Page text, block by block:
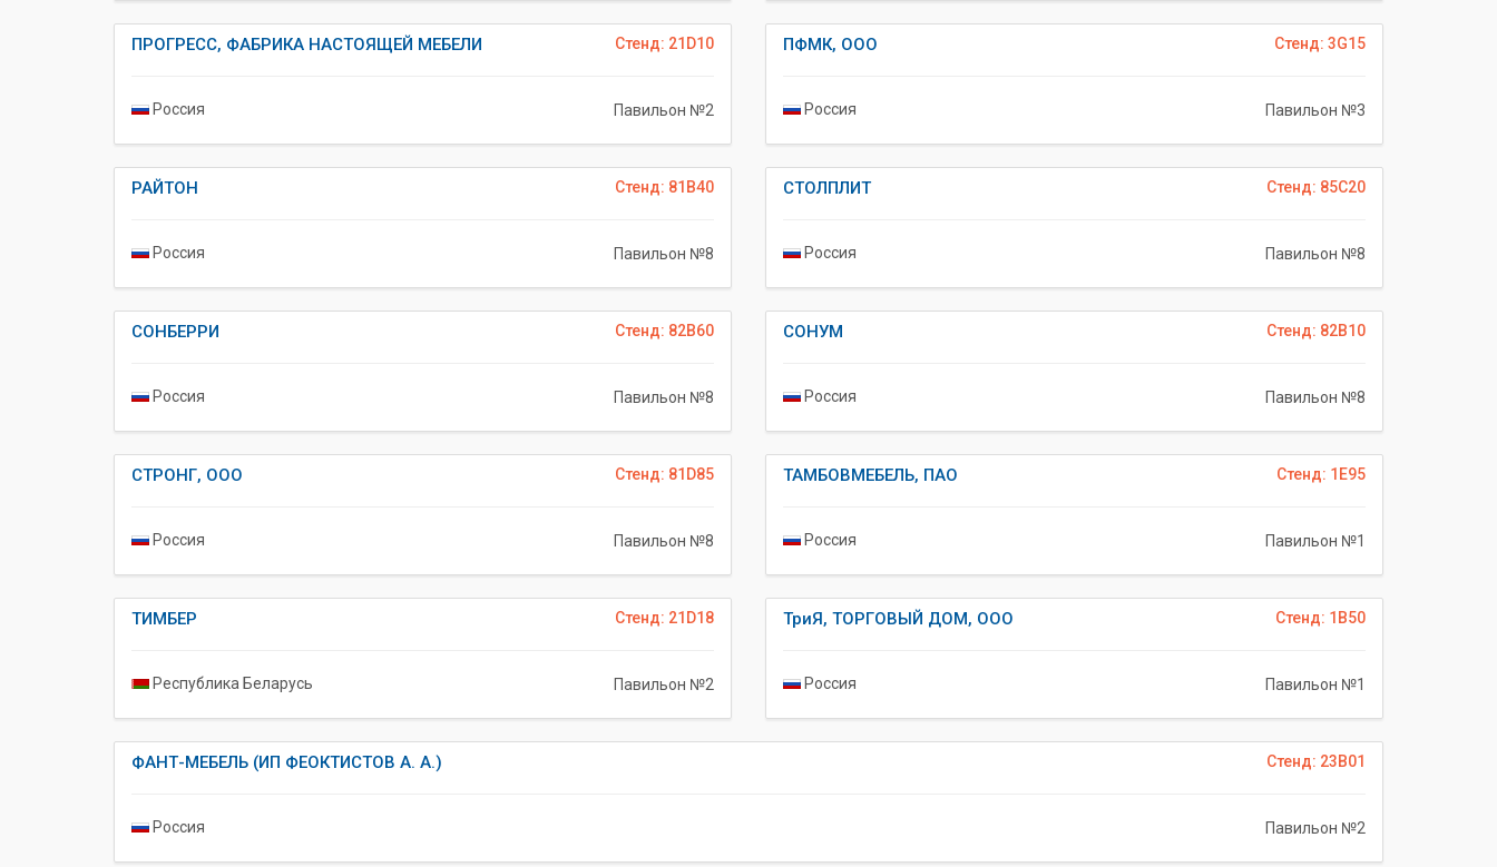
Стенд: 21D10
ПРОГРЕСС, ФАБРИКА НАСТОЯЩЕЙ МЕБЕЛИ
Россия Павильон №2
Стенд: 3G15
ПФМК, ООО
Россия Павильон №3
Стенд: 81B40
РАЙТОН
Россия Павильон №8
Стенд: 85C20
СТОЛПЛИТ
Россия Павильон №8
Стенд: 82B60
СОНБЕРРИ
Россия Павильон №8
Стенд: 82B10
СОНУМ
Россия Павильон №8
Стенд: 81D85
СТРОНГ, ООО
Россия Павильон №8
Стенд: 1E95
ТАМБОВМЕБЕЛЬ, ПАО
Россия Павильон №1
Стенд: 21D18
ТИМБЕР
Республика Беларусь Павильон №2
Стенд: 1B50
ТриЯ, ТОРГОВЫЙ ДОМ, ООО
Россия Павильон №1
Стенд: 23B01
ФАНТ-МЕБЕЛЬ (ИП ФЕОКТИСТОВ А. А.)
Россия Павильон №2